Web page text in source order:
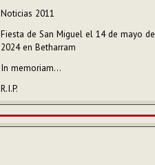
Noticias 2011
Fiesta de San Miguel el 14 de mayo de
2024 en Betharram
In memoriam...
R.I.P.